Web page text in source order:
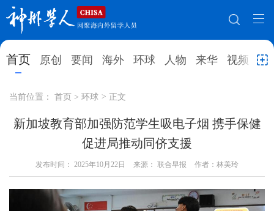
首页 原创 要闻 海外 环球 人物 来华 视频 教
网站地图
首页 原创
环球 人物 来华 视频
就业创业 合作办学
综合 深度 专题 实用信息
当前位置： 首页 > 环球 > 正文
新加坡教育部加强防范学生吸电子烟 携手保健
促进局推动同侪支援
发布时间： 2025年10月22日 来源： 联合早报 作者：林美玲